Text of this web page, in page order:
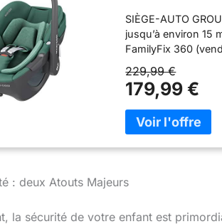
SIÈGE-AUTO
jusqu’à environ 15
FamilyFix 360
les plus strictes
d’une ceinture de
minimum
intégré à la base
facilement le siège-
TEMPÉRATURE
respirants
la voiture et l’en
229,99 €
179,99 €
: deux Atouts Majeurs
la sécurité de votre enfant est